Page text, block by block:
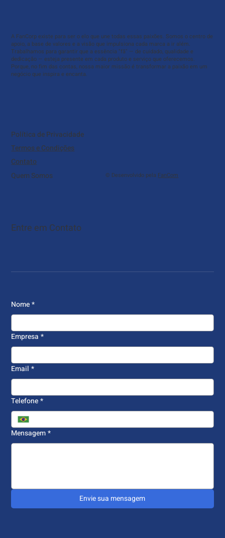
Entre em Contato
Nome *
Empresa *
Email *
Telefone *
Mensagem *
Envie sua mensagem
A FanCorp existe para ser o elo que une todas essas paixões. Somos o centro de
apoio, a base de valores e a visão que impulsiona cada marca a ir além.
Trabalhamos para garantir que a essência "fã" — de cuidado, qualidade e
dedicação — esteja presente em cada produto e serviço que oferecemos.
Porque, no fim das contas, nossa maior missão é transformar a paixão em um
negócio que inspira e encanta.
Política de Privacidade
Termos e Condições
Contato
Quem Somos
© Desenvolvido pelaFanCom